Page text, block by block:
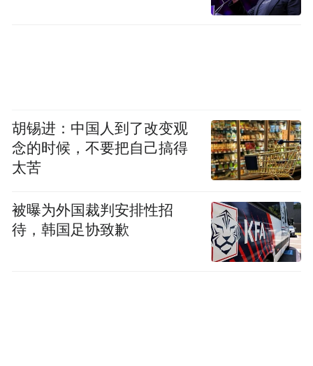
胡锡进：中国人到了改变观
念的时候，不要把自己搞得
太苦
被曝为外国裁判安排性招
待，韩国足协致歉